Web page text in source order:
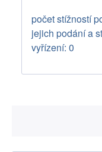
počet stížností
jejich podání a
vyřízení: 0